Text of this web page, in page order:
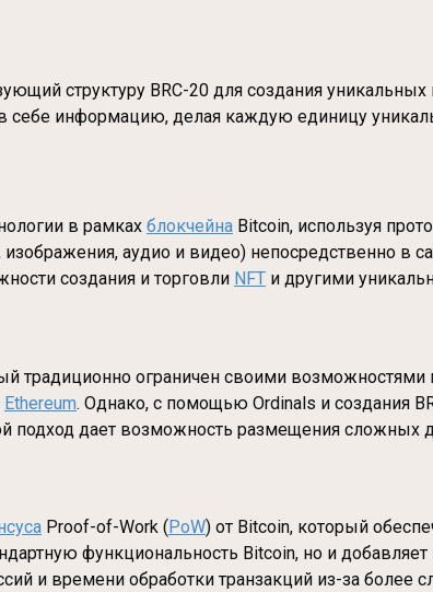
структуру BRC-20 для создания
себе информацию, делая каждую единицу
в рамках блокчейна Bitcoin, используя
изображения, аудио и видео) непосредственно
создания и торговли NFT и другими
традиционно ограничен своими
Ethereum. Однако, с помощью Ordinals и создания
подход дает возможность размещения
Proof-of-Work (PoW) от Bitcoin, который
функциональность Bitcoin, но и
и времени обработки транзакций из-за